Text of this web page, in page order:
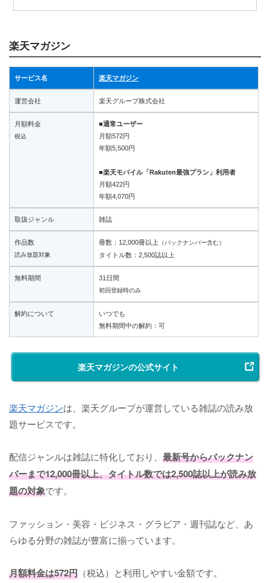
楽天マガジン
サービス名 楽天マガジン
運営会社 楽天グループ株式会社
月額料金
税込
■通常ユーザー
月額572円
年額5,500円
■楽天モバイル「Rakuten最強プラン」利用者
月額422円
年額4,070円
取扱ジャンル 雑誌
作品数
読み放題対象
冊数：12,000冊以上 （バックナンバー含む）
タイトル数：2,500誌以上
無料期間 31日間
初回登録時のみ
解約について
いつでも
無料期間中の解約：可
楽天マガジンの公式サイト
楽天マガジンは、楽天グループが運営している雑誌の読み放
題サービスです。
配信ジャンルは雑誌に特化しており、 最新号からバックナン
バーまで12,000冊以上、タイトル数では2,500誌以上が読み放
題の対象です。
ファッション・美容・ビジネス・グラビア・週刊誌など、あ
らゆる分野の雑誌が豊富に揃っています。
月額料金は572円 （税込）と利用しやすい金額です。